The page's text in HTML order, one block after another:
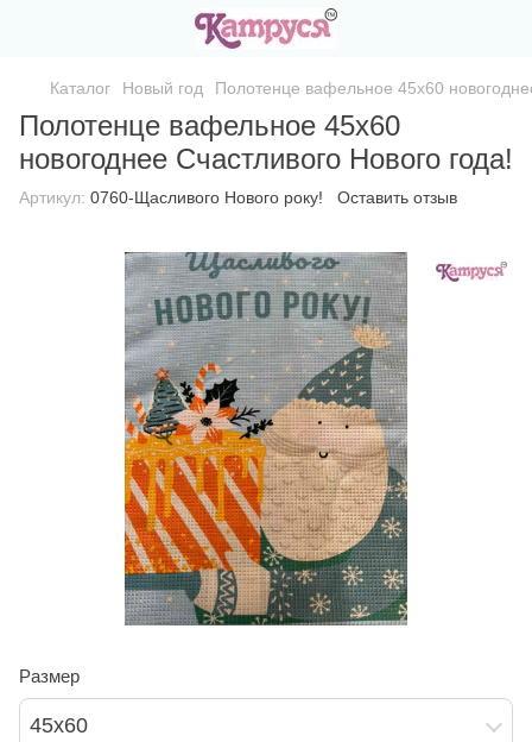
Каталог Новый год Полотенце вафельное 45х60
Полотенце вафельное 45х60
новогоднее Счастливого Нового года!
Артикул: 0760-Щасливого Нового року! Оставить отзыв
Размер
45х60